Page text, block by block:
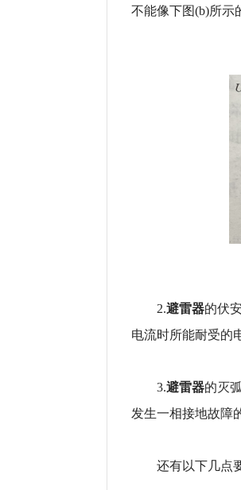
不能像下图(b)所示
2.避雷器的伏
电流时所能耐受的
3.避雷器的灭
发生一相接地故障
还有以下几点要